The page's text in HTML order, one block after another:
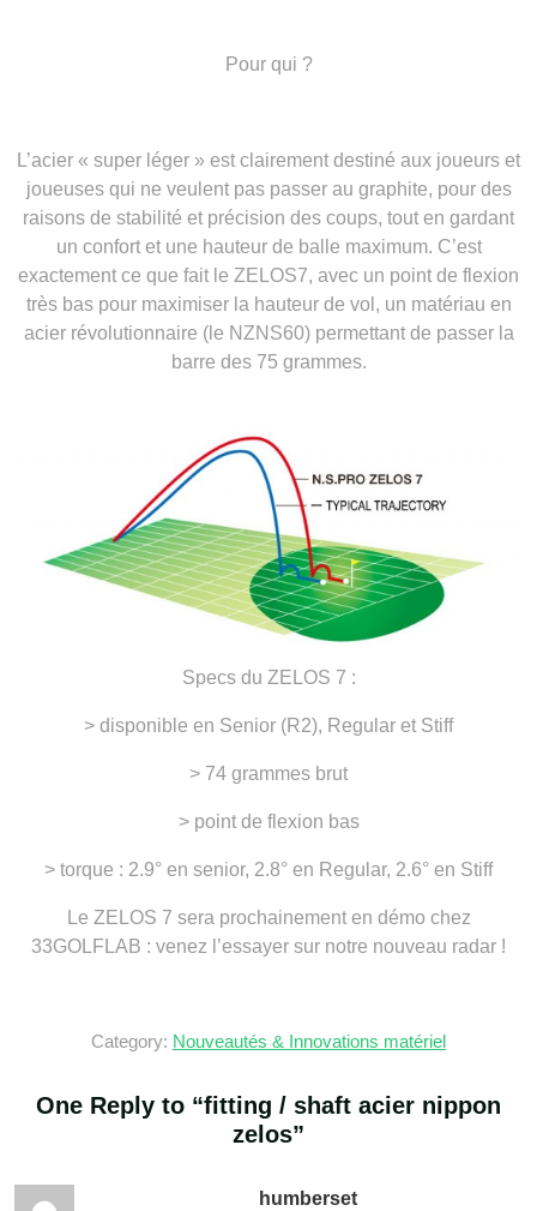
Pour qui ?
L’acier « super léger » est clairement destiné aux joueurs et
joueuses qui ne veulent pas passer au graphite, pour des
raisons de stabilité et précision des coups, tout en gardant
un confort et une hauteur de balle maximum. C’est
exactement ce que fait le ZELOS7, avec un point de flexion
très bas pour maximiser la hauteur de vol, un matériau en
acier révolutionnaire (le NZNS60) permettant de passer la
barre des 75 grammes.
Specs du ZELOS 7 :
> disponible en Senior (R2), Regular et Stiff
> 74 grammes brut
> point de flexion bas
> torque : 2.9° en senior, 2.8° en Regular, 2.6° en Stiff
Le ZELOS 7 sera prochainement en démo chez
33GOLFLAB : venez l’essayer sur notre nouveau radar !
Category: Nouveautés & Innovations matériel
One Reply to “fitting / shaft acier nippon
zelos”
humberset